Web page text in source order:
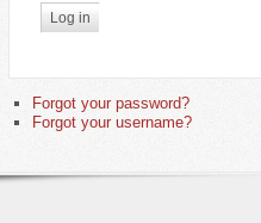
Log in
Forgot your password?
Forgot your username?